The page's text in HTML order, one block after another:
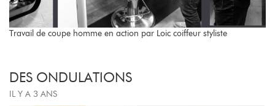
Travail de coupe homme en action par Loic coiffeur styliste
DES ONDULATIONS
IL Y A 3 ANS